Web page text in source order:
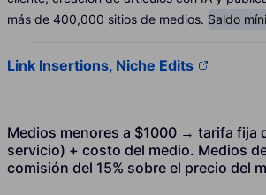
más de 400,000 sitios de medios. Saldo
Link Insertions, Niche Edits
Medios menores a $1000 → tarifa fija
servicio) + costo del medio. Medios
comisión del 15% sobre el precio del